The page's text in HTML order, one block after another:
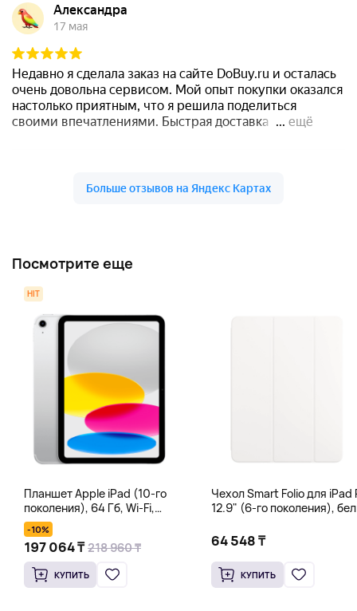
Посмотрите еще
HIT
Планшет Apple iPad (10-го
поколения), 64 Гб, Wi-Fi,
серебряный
-10%
197 064 ₸ 218 960 ₸
КУПИТЬ
Чехол Smart Folio для iPad
12.9" (6-го поколения),
64 548 ₸
КУПИТЬ